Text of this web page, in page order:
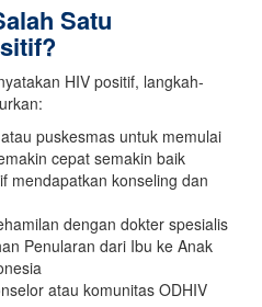
Satu
HIV positif, langkah-
puskesmas untuk memulai
cepat semakin baik
mendapatkan konseling dan
dengan dokter spesialis
Penularan dari Ibu ke Anak
atau komunitas ODHIV